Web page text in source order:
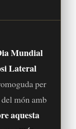
Mundial
Lateral
per
món amb
aquesta